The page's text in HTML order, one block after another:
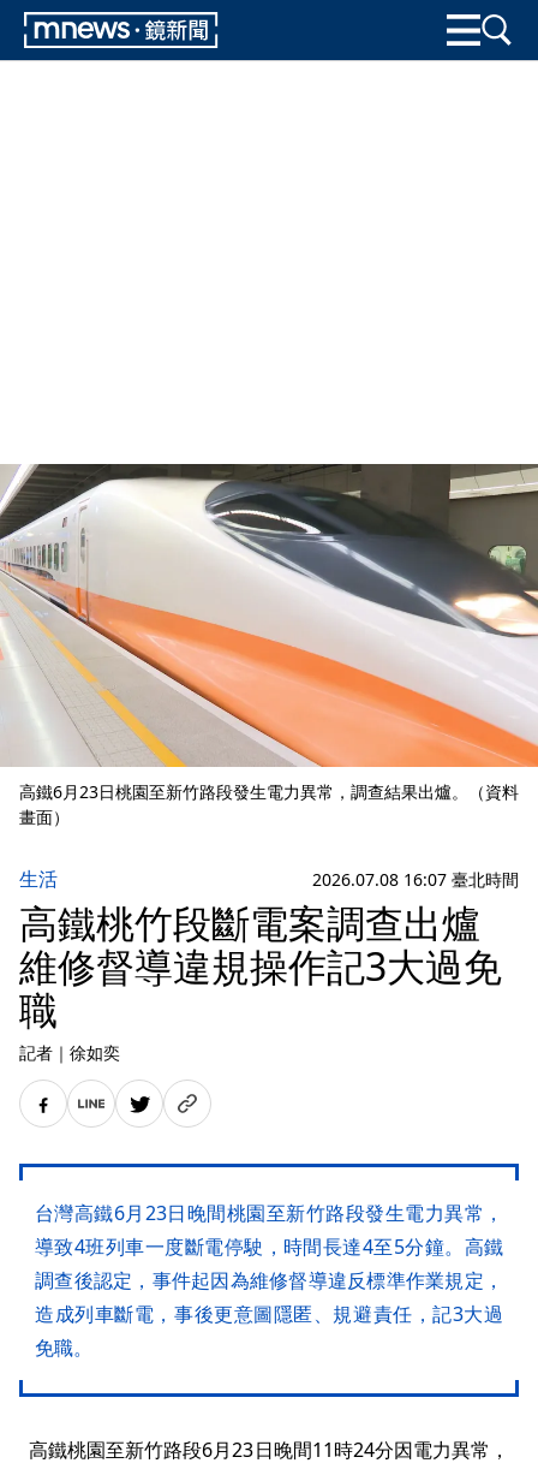
高鐵6月23日桃園至新竹路段發生電力異常，調查結果出爐。（資料
畫面）
生活 2026.07.08 16:07 臺北時間
高鐵桃竹段斷電案調查出爐
維修督導違規操作記3大過免
職
記者 ｜ 徐如奕
台灣高鐵6月23日晚間桃園至新竹路段發生電力異常，
導致4班列車一度斷電停駛，時間長達4至5分鐘。高鐵
調查後認定，事件起因為維修督導違反標準作業規定，
造成列車斷電，事後更意圖隱匿、規避責任，記3大過
免職。
高鐵桃園至新竹路段6月23日晚間11時24分因電力異常，